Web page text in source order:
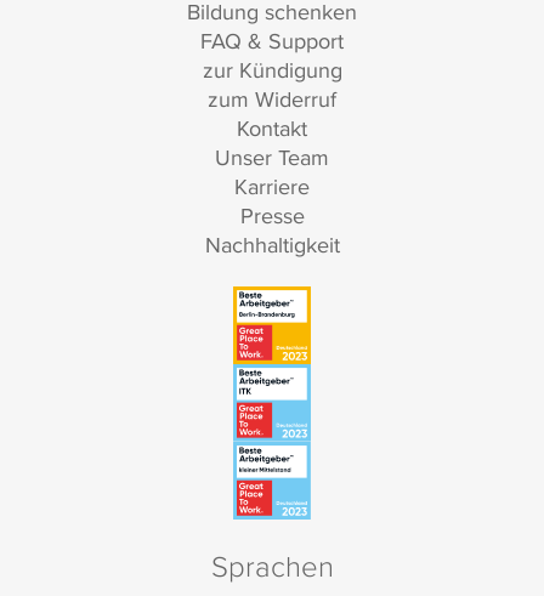
Bildung schenken
FAQ & Support
zur Kündigung
zum Widerruf
Kontakt
Unser Team
Karriere
Presse
Nachhaltigkeit
Sprachen